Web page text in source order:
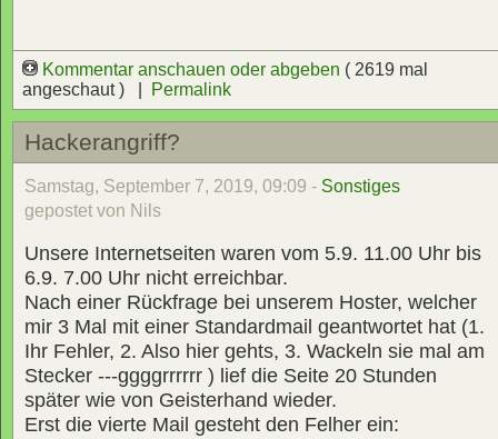
Kommentar anschauen oder abgeben ( 2619 mal
angeschaut ) |
Permalink
Hackerangriff?
Samstag, September 7, 2019, 09:09 - Sonstiges
gepostet von Nils
Unsere Internetseiten waren vom 5.9. 11.00 Uhr bis
6.9. 7.00 Uhr nicht erreichbar.
Nach einer Rückfrage bei unserem Hoster, welcher
mir 3 Mal mit einer Standardmail geantwortet hat (1.
Ihr Fehler, 2. Also hier gehts, 3. Wackeln sie mal am
Stecker ---ggggrrrrrr ) lief die Seite 20 Stunden
später wie von Geisterhand wieder.
Erst die vierte Mail gesteht den Felher ein: